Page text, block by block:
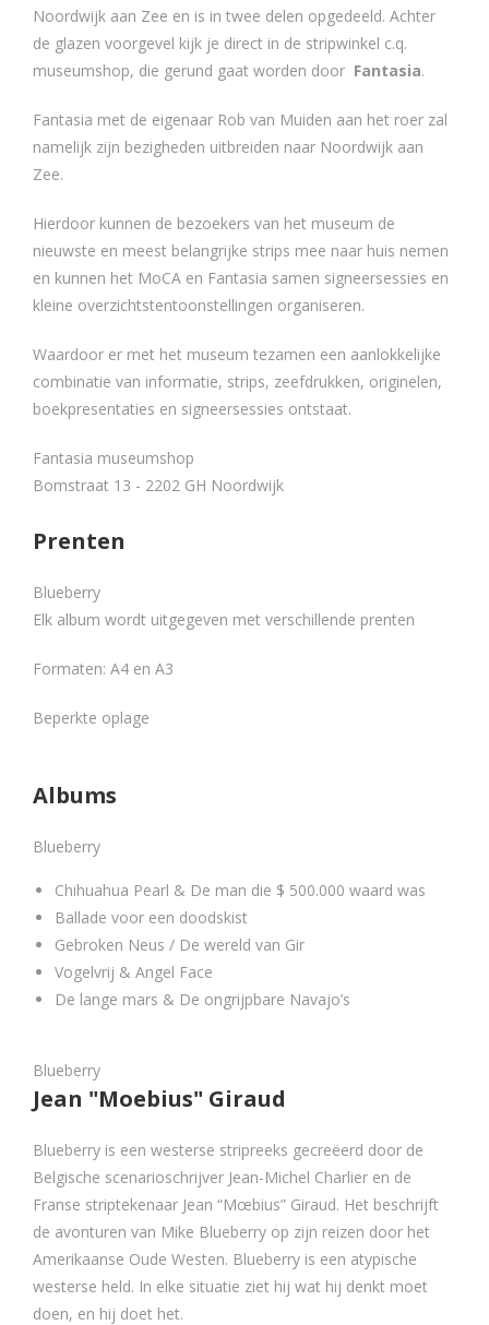
Noordwijk aan Zee en is in twee delen opgedeeld. Achter
de glazen voorgevel kijk je direct in de stripwinkel c.q.
museumshop, die gerund gaat worden door Fantasia.
Fantasia met de eigenaar Rob van Muiden aan het roer zal
namelijk zijn bezigheden uitbreiden naar Noordwijk aan
Zee.
Hierdoor kunnen de bezoekers van het museum de
nieuwste en meest belangrijke strips mee naar huis nemen
en kunnen het MoCA en Fantasia samen signeersessies en
kleine overzichtstentoonstellingen organiseren.
Waardoor er met het museum tezamen een aanlokkelijke
combinatie van informatie, strips, zeefdrukken, originelen,
boekpresentaties en signeersessies ontstaat.
Fantasia museumshop
Bomstraat 13 - 2202 GH Noordwijk
Prenten
Blueberry
Elk album wordt uitgegeven met verschillende prenten
Formaten: A4 en A3
Beperkte oplage
Albums
Blueberry
Chihuahua Pearl & De man die $ 500.000 waard was
Ballade voor een doodskist
Gebroken Neus / De wereld van Gir
Vogelvrij & Angel Face
De lange mars & De ongrijpbare Navajo’s
Blueberry
Jean "Moebius" Giraud
Blueberry is een westerse stripreeks gecreëerd door de
Belgische scenarioschrijver Jean-Michel Charlier en de
Franse striptekenaar Jean “Mœbius” Giraud. Het beschrijft
de avonturen van Mike Blueberry op zijn reizen door het
Amerikaanse Oude Westen. Blueberry is een atypische
westerse held. In elke situatie ziet hij wat hij denkt moet
doen, en hij doet het.